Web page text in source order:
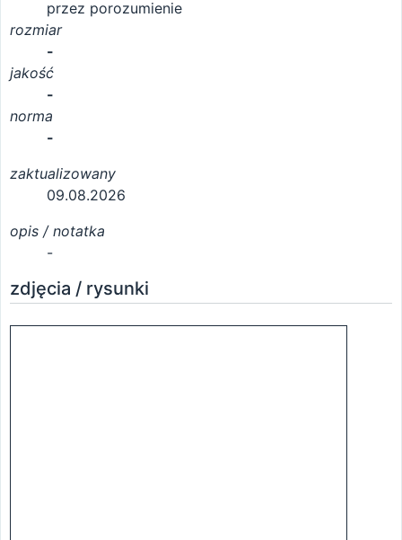
przez porozumienie
rozmiar
-
jakość
-
norma
-
zaktualizowany
09.08.2026
opis / notatka
-
zdjęcia / rysunki